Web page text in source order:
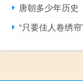
唐朝多少年历史
“只要佳人卷绣